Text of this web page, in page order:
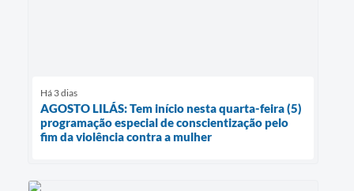
Há 3 dias
AGOSTO LILÁS: Tem início nesta quarta-feira (5)
programação especial de conscientização pelo
fim da violência contra a mulher